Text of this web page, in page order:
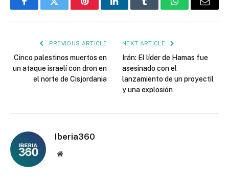
FacebookTwitter PinterestLinkedInTumblr WhatsAppEmail
PREVIOUS ARTICLE
Cinco palestinos muertos en
un ataque israelí con dron en
el norte de Cisjordania
NEXT ARTICLE
Irán: El líder de Hamas fue
asesinado con el
lanzamiento de un proyectil
y una explosión
Iberia360
Website